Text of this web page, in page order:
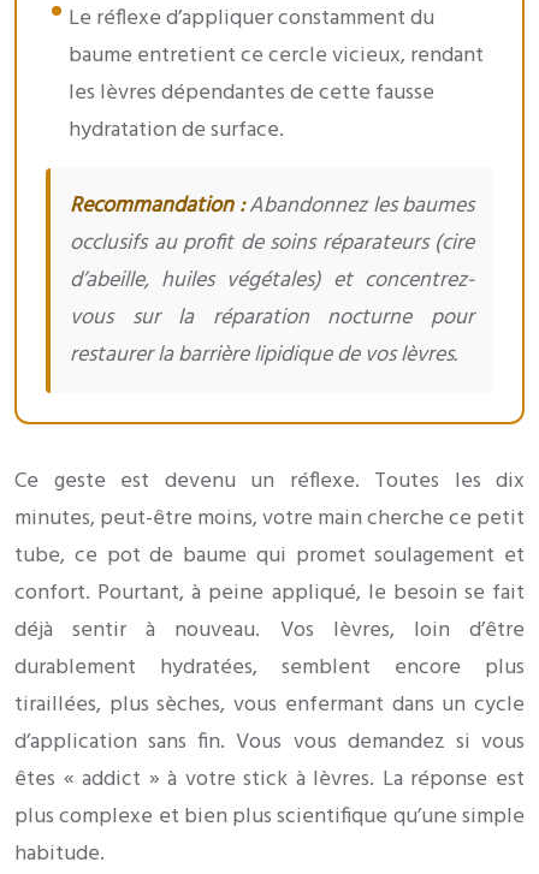
Le réflexe d’appliquer constamment du
baume entretient ce cercle vicieux, rendant
les lèvres dépendantes de cette fausse
hydratation de surface.
Recommandation :Abandonnez les baumes
occlusifs au profit de soins réparateurs (cire
d’abeille, huiles végétales) et concentrez-
vous sur la réparation nocturne pour
restaurer la barrière lipidique de vos lèvres.
Ce geste est devenu un réflexe. Toutes les dix
minutes, peut-être moins, votre main cherche ce petit
tube, ce pot de baume qui promet soulagement et
confort. Pourtant, à peine appliqué, le besoin se fait
déjà sentir à nouveau. Vos lèvres, loin d’être
durablement hydratées, semblent encore plus
tiraillées, plus sèches, vous enfermant dans un cycle
d’application sans fin. Vous vous demandez si vous
êtes « addict » à votre stick à lèvres. La réponse est
plus complexe et bien plus scientifique qu’une simple
habitude.